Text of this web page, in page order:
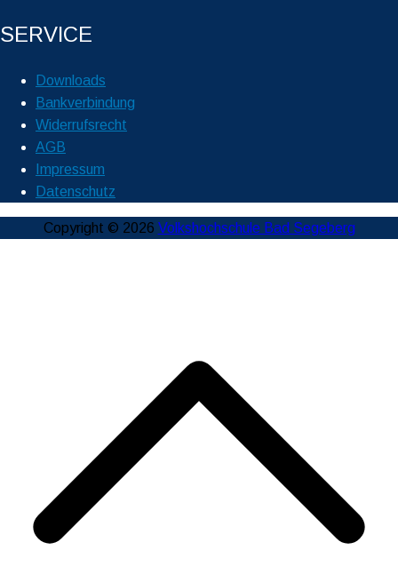
SERVICE
Downloads
Bankverbindung
Widerrufsrecht
AGB
Impressum
Datenschutz
Copyright © 2026 Volkshochschule Bad Segeberg